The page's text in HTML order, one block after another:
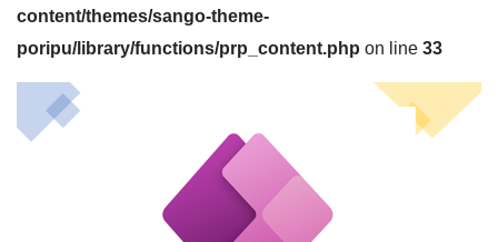
content/themes/sango-theme-
poripu/library/functions/prp_content.php on line 33